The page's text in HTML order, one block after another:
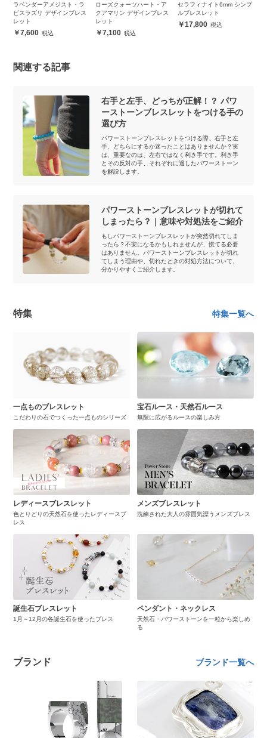
ラベンダーアメジスト・ラ
ピスラズリ デザインブレス
レット
7,600
ローズクォーツハート・ア
クアマリン デザインブレス
レット
7,100
セラフィナイト6mm シンプ
ルブレスレット
17,800
関連する記事
右手と左手、どっちが正解！？ パワ
ーストーンブレスレットをつける手の
選び方
パワーストーンブレスレットをつける際、右手と左
手、どちらにするか迷ったことはありませんか？実
は、重要なのは、左右ではなく利き手です。利き手
とその反対の手、それぞれに適したパワーストーン
を解説します。
パワーストーンブレスレットが切れて
しまったら？｜意味や対処法をご紹介
もしパワーストーンブレスレットが突然切れてしま
ったら？不安になるかもしれませんが、慌てる必要
はありません。パワーストーンブレスレットが切れ
てしまう理由や、切れたときの対処方法について、
分かりやすくご紹介します。
特集 特集一覧へ
一点ものブレスレット
こだわりの石でつくった一点ものシリーズ
宝石ルース・天然石ルース
無限に広がるルースの楽しみ方
レディースブレスレット
色とりどりの天然石を使ったレディースブ
レス
メンズブレスレット
洗練された大人の雰囲気漂うメンズブレス
誕生石ブレスレット
1月～12月の各誕生石を使ったブレス
ペンダント・ネックレス
天然石・パワーストーンを一粒から楽しめ
る
ブランド ブランド一覧へ